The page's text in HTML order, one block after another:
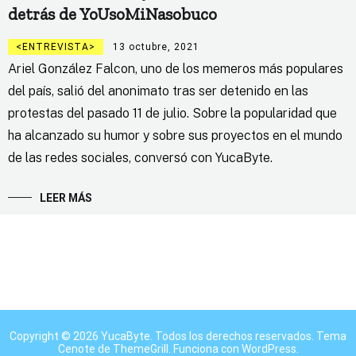
detrás de YoUsoMiNasobuco
ENTREVISTA 13 octubre, 2021
Ariel González Falcon, uno de los memeros más populares
del país, salió del anonimato tras ser detenido en las
protestas del pasado 11 de julio. Sobre la popularidad que
ha alcanzado su humor y sobre sus proyectos en el mundo
de las redes sociales, conversó con YucaByte.
LEER MÁS
Copyright © 2026 YucaByte . Todos los derechos reservados. Tema
Cenote de ThemeGrill. Funciona con WordPress